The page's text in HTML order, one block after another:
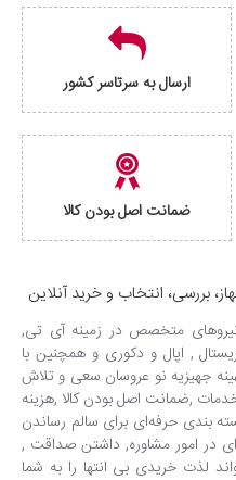
ارسال به سرتاسر کشور
ضمانت اصل بودن کالا
بررسی، انتخاب و خرید آنلاین
نیروهای متخصص در زمینه آی تی,
, اپال و دکوری و همچنین با
بهینه جهیزیه نو عروسان سعی و تلاش
خدمات ,ضمانت اصل بودن کالا ,هزینه
بندی حرفه‌ای برای سالم رساندن
در امور مشاوره, داشتن صداقت ,
لذت خریدی بی انتها را به شما